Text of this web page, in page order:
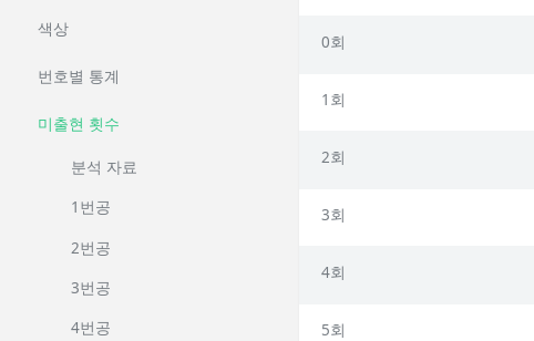
색상
번호별 통계
미출현 횟수
분석 자료
1번공
2번공
3번공
4번공
0회
1회
2회
3회
4회
5회